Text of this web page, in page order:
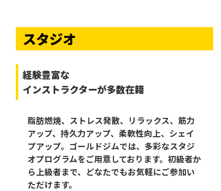
スタジオ
経験豊富な
インストラクターが多数在籍
脂肪燃焼、ストレス発散、リラックス、筋力
アップ、持久力アップ、柔軟性向上、シェイ
プアップ。ゴールドジムでは、多彩なスタジ
オプログラムをご用意しております。初級者か
ら上級者まで、どなたでもお気軽にご参加い
ただけます。